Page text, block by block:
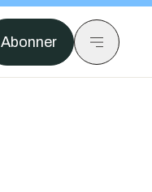
Abonner